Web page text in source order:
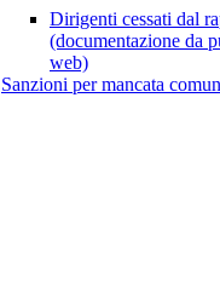
Dirigenti cessati dal
(documentazione da
web)
Sanzioni per mancata